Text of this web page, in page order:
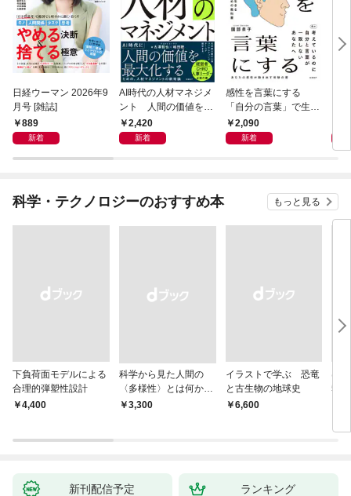
日経ウーマン 2026年9
月号 [雑誌]
889
新着
AI時代の人材マネジメ
ント 人間の価値を最
大化する条件
2,420
新着
感性を言葉にする
「自分の言葉」で生き
るための教科書
2,090
新着
科学・テクノロジーのおすすめ本 もっと見る
下負荷面モデルによる
合理的弾塑性設計
￥4,400
科学から見た人間の
〈多様性〉とは何か―
―遺伝科学と疑似科学
￥3,300
イラストで学ぶ 恐竜
と古生物の地球史
￥6,600
は
5巻
新刊配信予定 ランキング